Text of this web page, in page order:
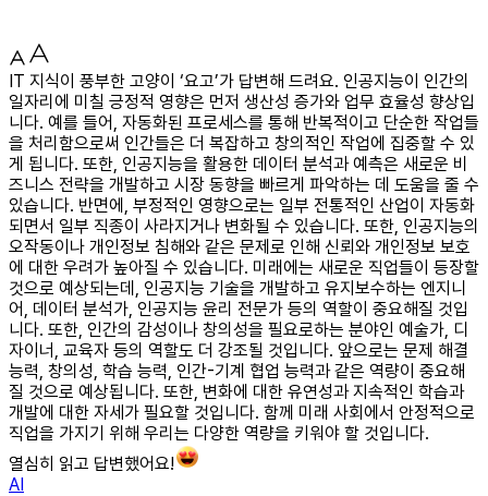
IT 지식이 풍부한 고양이 ‘요고’가 답변해 드려요. 인공지능이 인간의
일자리에 미칠 긍정적 영향은 먼저 생산성 증가와 업무 효율성 향상입
니다. 예를 들어, 자동화된 프로세스를 통해 반복적이고 단순한 작업들
을 처리함으로써 인간들은 더 복잡하고 창의적인 작업에 집중할 수 있
게 됩니다. 또한, 인공지능을 활용한 데이터 분석과 예측은 새로운 비
즈니스 전략을 개발하고 시장 동향을 빠르게 파악하는 데 도움을 줄 수
있습니다. 반면에, 부정적인 영향으로는 일부 전통적인 산업이 자동화
되면서 일부 직종이 사라지거나 변화될 수 있습니다. 또한, 인공지능의
오작동이나 개인정보 침해와 같은 문제로 인해 신뢰와 개인정보 보호
에 대한 우려가 높아질 수 있습니다. 미래에는 새로운 직업들이 등장할
것으로 예상되는데, 인공지능 기술을 개발하고 유지보수하는 엔지니
어, 데이터 분석가, 인공지능 윤리 전문가 등의 역할이 중요해질 것입
니다. 또한, 인간의 감성이나 창의성을 필요로하는 분야인 예술가, 디
자이너, 교육자 등의 역할도 더 강조될 것입니다. 앞으로는 문제 해결
능력, 창의성, 학습 능력, 인간-기계 협업 능력과 같은 역량이 중요해
질 것으로 예상됩니다. 또한, 변화에 대한 유연성과 지속적인 학습과
개발에 대한 자세가 필요할 것입니다. 함께 미래 사회에서 안정적으로
직업을 가지기 위해 우리는 다양한 역량을 키워야 할 것입니다.
열심히 읽고 답변했어요!
AI